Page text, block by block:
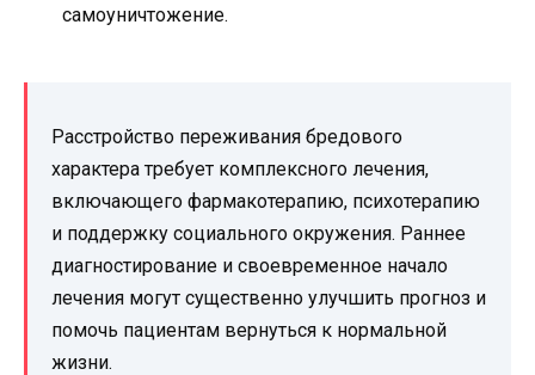
самоуничтожение.
Расстройство переживания бредового
характера требует комплексного лечения,
включающего фармакотерапию, психотерапию
и поддержку социального окружения. Раннее
диагностирование и своевременное начало
лечения могут существенно улучшить прогноз и
помочь пациентам вернуться к нормальной
жизни.